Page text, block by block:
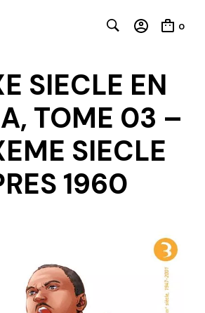
0
SIECLE EN
TOME 03 –
SIECLE
1960